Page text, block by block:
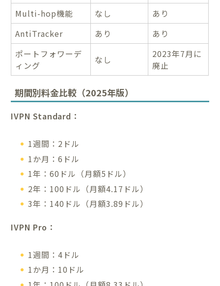
Multi-hop機能 なし
あり
AntiTracker
あり
あり
ポートフォワーデ
ィング
なし
2023年7月に
廃止
期間別料金比較（2025年版）
IVPN Standard：
1週間：2ドル
1か月：6ドル
1年：60ドル（月額5ドル）
2年：100ドル（月額4.17ドル）
3年：140ドル（月額3.89ドル）
IVPN Pro：
1週間：4ドル
1か月：10ドル